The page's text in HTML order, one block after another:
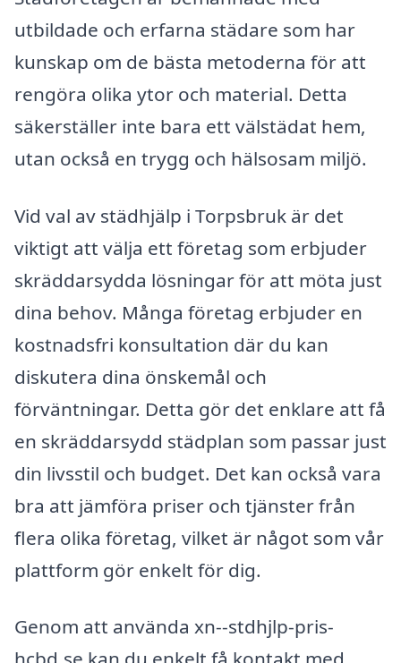
utbildade och erfarna städare som har
kunskap om de bästa metoderna för att
rengöra olika ytor och material. Detta
säkerställer inte bara ett välstädat hem,
utan också en trygg och hälsosam miljö.
Vid val av städhjälp i Torpsbruk är det
viktigt att välja ett företag som erbjuder
skräddarsydda lösningar för att möta just
dina behov. Många företag erbjuder en
kostnadsfri konsultation där du kan
diskutera dina önskemål och
förväntningar. Detta gör det enklare att få
en skräddarsydd städplan som passar just
din livsstil och budget. Det kan också vara
bra att jämföra priser och tjänster från
flera olika företag, vilket är något som vår
plattform gör enkelt för dig.
Genom att använda xn--stdhjlp-pris-